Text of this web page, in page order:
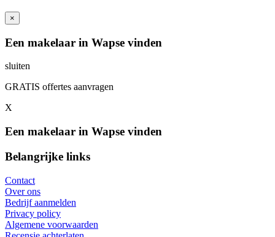
×
Een makelaar in Wapse vinden
sluiten
GRATIS offertes aanvragen
X
Een makelaar in Wapse vinden
Belangrijke links
Contact
Over ons
Bedrijf aanmelden
Privacy policy
Algemene voorwaarden